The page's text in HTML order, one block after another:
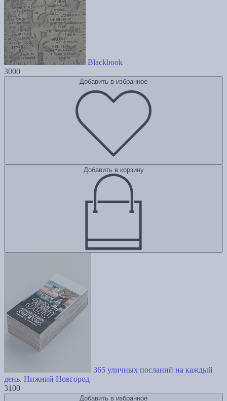
Blackbook
3000
Добавить в избранное
Добавить в корзину
365 уличных посланий на каждый
день. Нижний Новгород
3100
Добавить в избранное